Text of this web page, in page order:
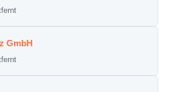
GmbH